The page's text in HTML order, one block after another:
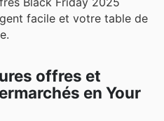
facile et votre table de
offres et
en Your